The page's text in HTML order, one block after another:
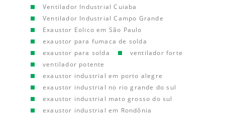
Ventilador Industrial Cuiaba
Ventilador Industrial Campo Grande
Exaustor Eolico em São Paulo
exaustor para fumaca de solda
exaustor para solda
ventilador forte
ventilador potente
exaustor industrial em porto alegre
exaustor industrial no rio grande do sul
exaustor industrial mato grosso do sul
exaustor industrial em Rondônia